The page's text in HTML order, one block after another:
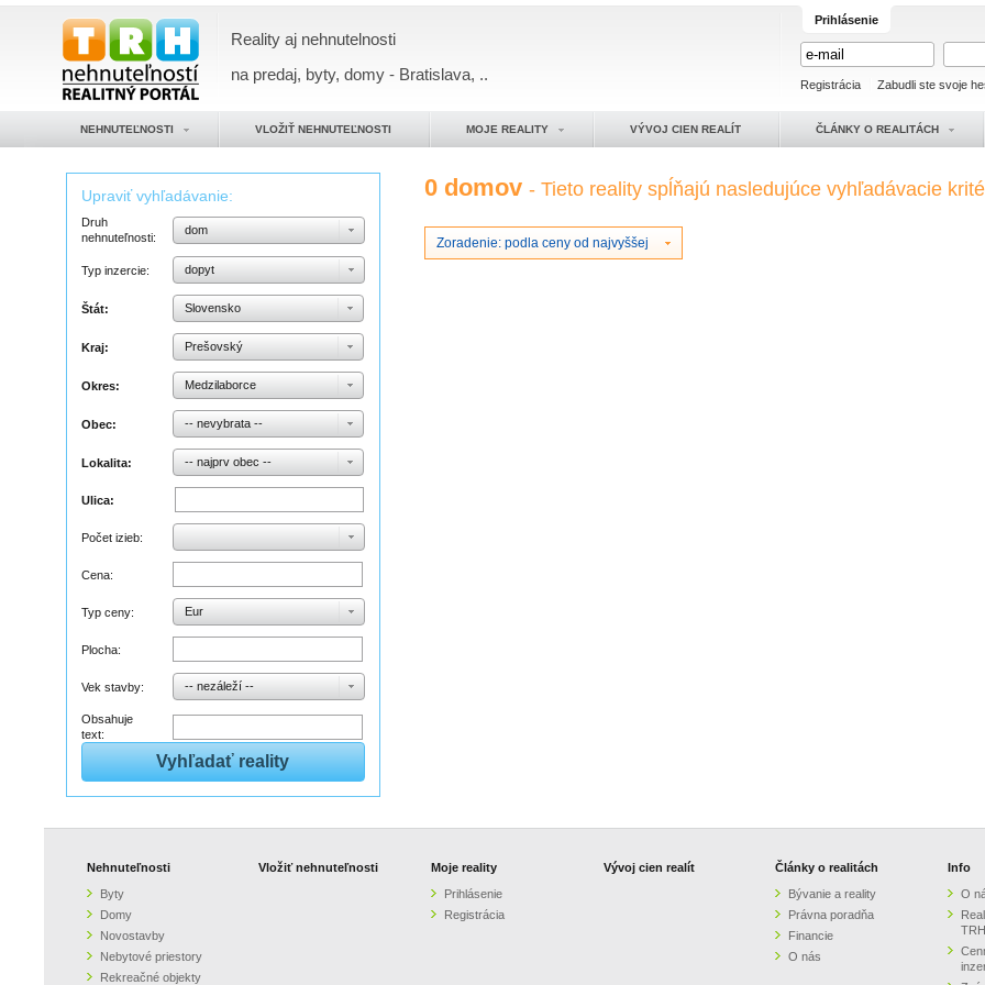
Reality aj nehnutelnosti
na predaj, byty, domy - Bratislava, ..
Prihlásenie
Registrácia Zabudli ste svoje
NEHNUTEĽNOSTI VLOŽIŤ NEHNUTEĽNOSTI MOJE REALITY VÝVOJ CIEN REALÍT ČLÁNKY O REALITÁCH
Upraviť vyhľadávanie:
Druh
nehnuteľnosti:
dom
Typ inzercie: dopyt
Štát: Slovensko
Kraj: Prešovský
Okres: Medzilaborce
Obec: -- nevybrata --
Lokalita: -- najprv obec --
Ulica:
Počet izieb:
Cena:
Typ ceny: Eur
Plocha:
Vek stavby: -- nezáleží --
Obsahuje
text:
0 domov- Tieto reality spĺňajú nasledujúce vyhľadávacie
Zoradenie: podla ceny od najvyššej
Nehnuteľnosti
Byty
Domy
Novostavby
Nebytové priestory
Rekreačné objekty
Vložiť nehnuteľnosti
Moje reality
Prihlásenie
Registrácia
Vývoj cien realít
Články o realitách
Bývanie a reality
Právna poradňa
Financie
O nás
Info
O